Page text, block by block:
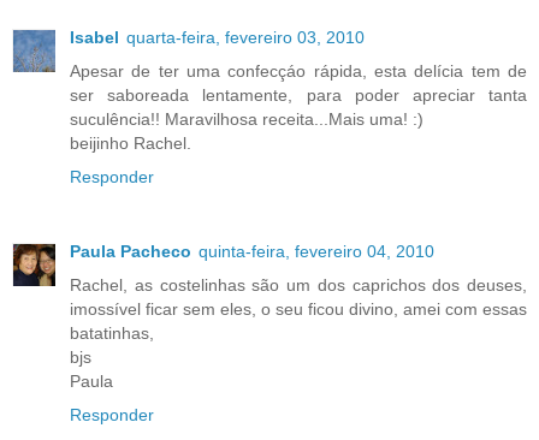
Isabel quarta-feira, fevereiro 03, 2010
Apesar de ter uma confecçáo rápida, esta delícia tem de
ser saboreada lentamente, para poder apreciar tanta
suculência!! Maravilhosa receita...Mais uma! :)
beijinho Rachel.
Responder
Paula Pacheco quinta-feira, fevereiro 04, 2010
Rachel, as costelinhas são um dos caprichos dos deuses,
imossível ficar sem eles, o seu ficou divino, amei com essas
batatinhas,
bjs
Paula
Responder